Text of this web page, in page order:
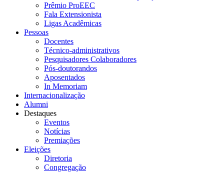
Prêmio ProEEC
Fala Extensionista
Ligas Acadêmicas
Pessoas
Docentes
Técnico-administrativos
Pesquisadores Colaboradores
Pós-doutorandos
Aposentados
In Memoriam
Internacionalização
Alumni
Destaques
Eventos
Notícias
Premiações
Eleições
Diretoria
Congregação